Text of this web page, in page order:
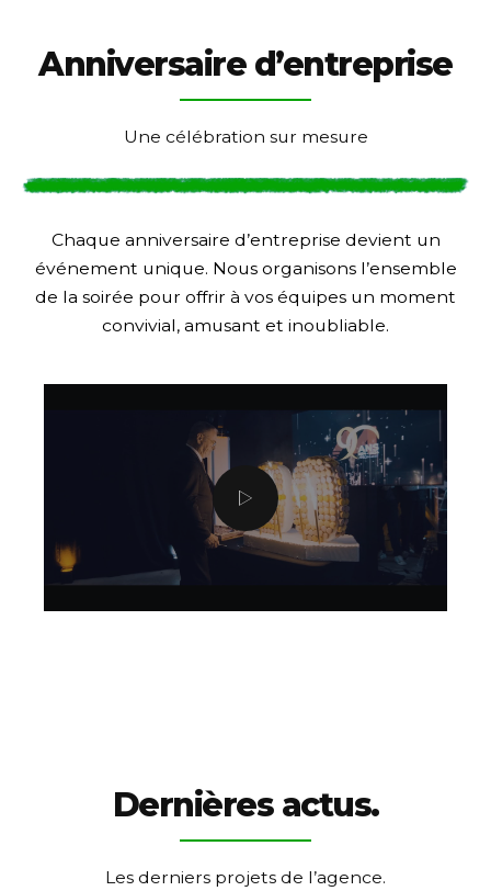
Anniversaire d’entreprise
Une célébration sur mesure
Chaque anniversaire d’entreprise devient un
événement unique. Nous organisons l’ensemble
de la soirée pour offrir à vos équipes un moment
convivial, amusant et inoubliable.
Dernières actus.
Les derniers projets de l’agence.